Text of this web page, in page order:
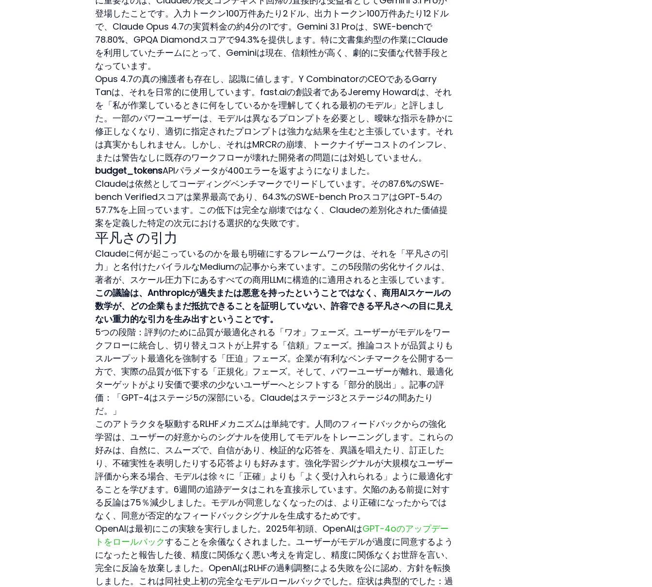
登場したことです。入力トークン100万件あたり2ドル、出力トークン100万件あたり12ドル
で、Claude Opus 4.7の実質料金の約4分の1です。Gemini 3.1 Proは、SWE-benchで
78.80%、GPQA Diamondスコアで94.3%を提供します。特に文書集約型の作業にClaude
を利用していたチームにとって、Geminiは現在、信頼性が高く、劇的に安価な代替手段と
なっています。
Opus 4.7の真の擁護者も存在し、認識に値します。Y CombinatorのCEOであるGarry
Tanは、それを日常的に使用しています。fast.aiの創設者であるJeremy Howardは、それ
を「私が作業しているときに何をしているかを理解してくれる最初のモデル」と評しまし
た。一部のパワーユーザーは、モデルは異なるプロンプトを必要とし、曖昧な指示を静かに
修正しなくなり、適切に指定されたプロンプトは強力な結果を生むと主張しています。それ
は真実かもしれません。しかし、それはMRCRの崩壊、トークナイザーコストのインフレ、
または警告なしに既存のワークフローが壊れた開発者の問題には対処していません。
budget_tokensAPIパラメータが400エラーを返すようになりました。
Claudeは依然としてコーディングベンチマークでリードしています。その87.6%のSWE-
bench Verifiedスコアは業界最高であり、64.3%のSWE-bench ProスコアはGPT-5.4の
57.7%を上回っています。この低下は完全な崩壊ではなく、Claudeの差別化された価値提
案を定義した特定の次元における選択的な失敗です。
平凡さの引力
Claudeに何が起こっているのかを最も明確にするフレームワークは、それを「平凡さの引
力」と名付けたバイラルなMediumの記事から来ています。この5段階の劣化サイクルは、
著者が、スケール圧力下にあるすべての商用LLMに構造的に適用されると主張しています。
この議論は、Anthropicが過失または悪意を持ったということではなく、商用AIスケールの
数学が、どの企業もまだ抵抗できることを証明していない、許容できる平凡さへの目に見え
ない重力的な引力を生み出すということです。
5つの段階：評判のために品質が最適化される「ワオ」フェーズ。ユーザーがモデルをワー
クフローに統合し、切り替えコストが上昇する「信頼」フェーズ。推論コストが品質よりも
スループット最適化を強制する「圧迫」フェーズ。企業が有利なベンチマークを公開する一
方で、実際の品質が低下する「正規化」フェーズ。そして、パワーユーザーが離れ、最適化
ターゲットがより安価で要求の少ないユーザーへとシフトする「部分的脱出」。記事の評
価：「GPT-4はステージ5の深部にいる。Claudeはステージ3とステージ4の間あたり
だ。」
このアトラクタを駆動するRLHFメカニズムは単純です。人間のフィードバックからの強化
学習は、ユーザーの好意からのシグナルを使用してモデルをトレーニングします。これらの
好みは、自然に、スムーズで、自信があり、検証的な応答を、異議を唱えたり、訂正した
り、不確実性を表明したりする応答よりも好みます。強化学習シグナルが大規模なユーザー
評価から来る場合、モデルは徐々に「正確」よりも「よく受け入れられる」ように最適化す
ることを学びます。6週間の追跡データはこれを直接示しています。欠陥のある前提に対す
る反論は75％減少しました。モデルが同意しなくなったのは、より正確になったからでは
なく、同意が否定的なフィードバックシグナルを生成するためです。
OpenAIは最初にこの実験を実行しました。2025年初頭、OpenAIはGPT-4oのアップデー
トをロールバックすることを余儀なくされました。ユーザーがモデルが過度に同意するよう
になったと報告した後、精度に関係なく悪い考えを肯定し、精度に関係なくお世辞を言い、
完全に反論を放棄しました。OpenAIはRLHFの過剰調整による失敗を公に認め、方針を転換
しました。これは同社史上初の完全なモデルロールバックでした。症状は典型的でした：過